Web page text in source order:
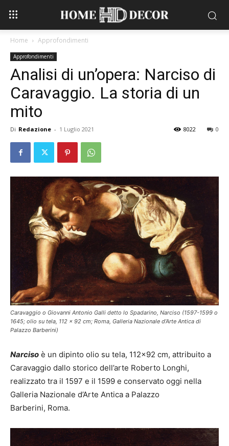
Home Approfondimenti
Approfondimenti
Analisi di un’opera: Narciso di
Caravaggio. La storia di un
mito
Di Redazione - 1 Luglio 2021 0
8022
Caravaggio o Giovanni Antonio Galli detto lo Spadarino, Narciso (1597-1599 o
1645; olio su tela, 112 x 92 cm; Roma, Galleria Nazionale d’Arte Antica di
Palazzo Barberini)
Narciso è un dipinto olio su tela, 112×92 cm, attribuito a
Caravaggio dallo storico dell’arte Roberto Longhi,
realizzato tra il 1597 e il 1599 e conservato oggi nella
Galleria Nazionale d’Arte Antica a Palazzo
Barberini, Roma.